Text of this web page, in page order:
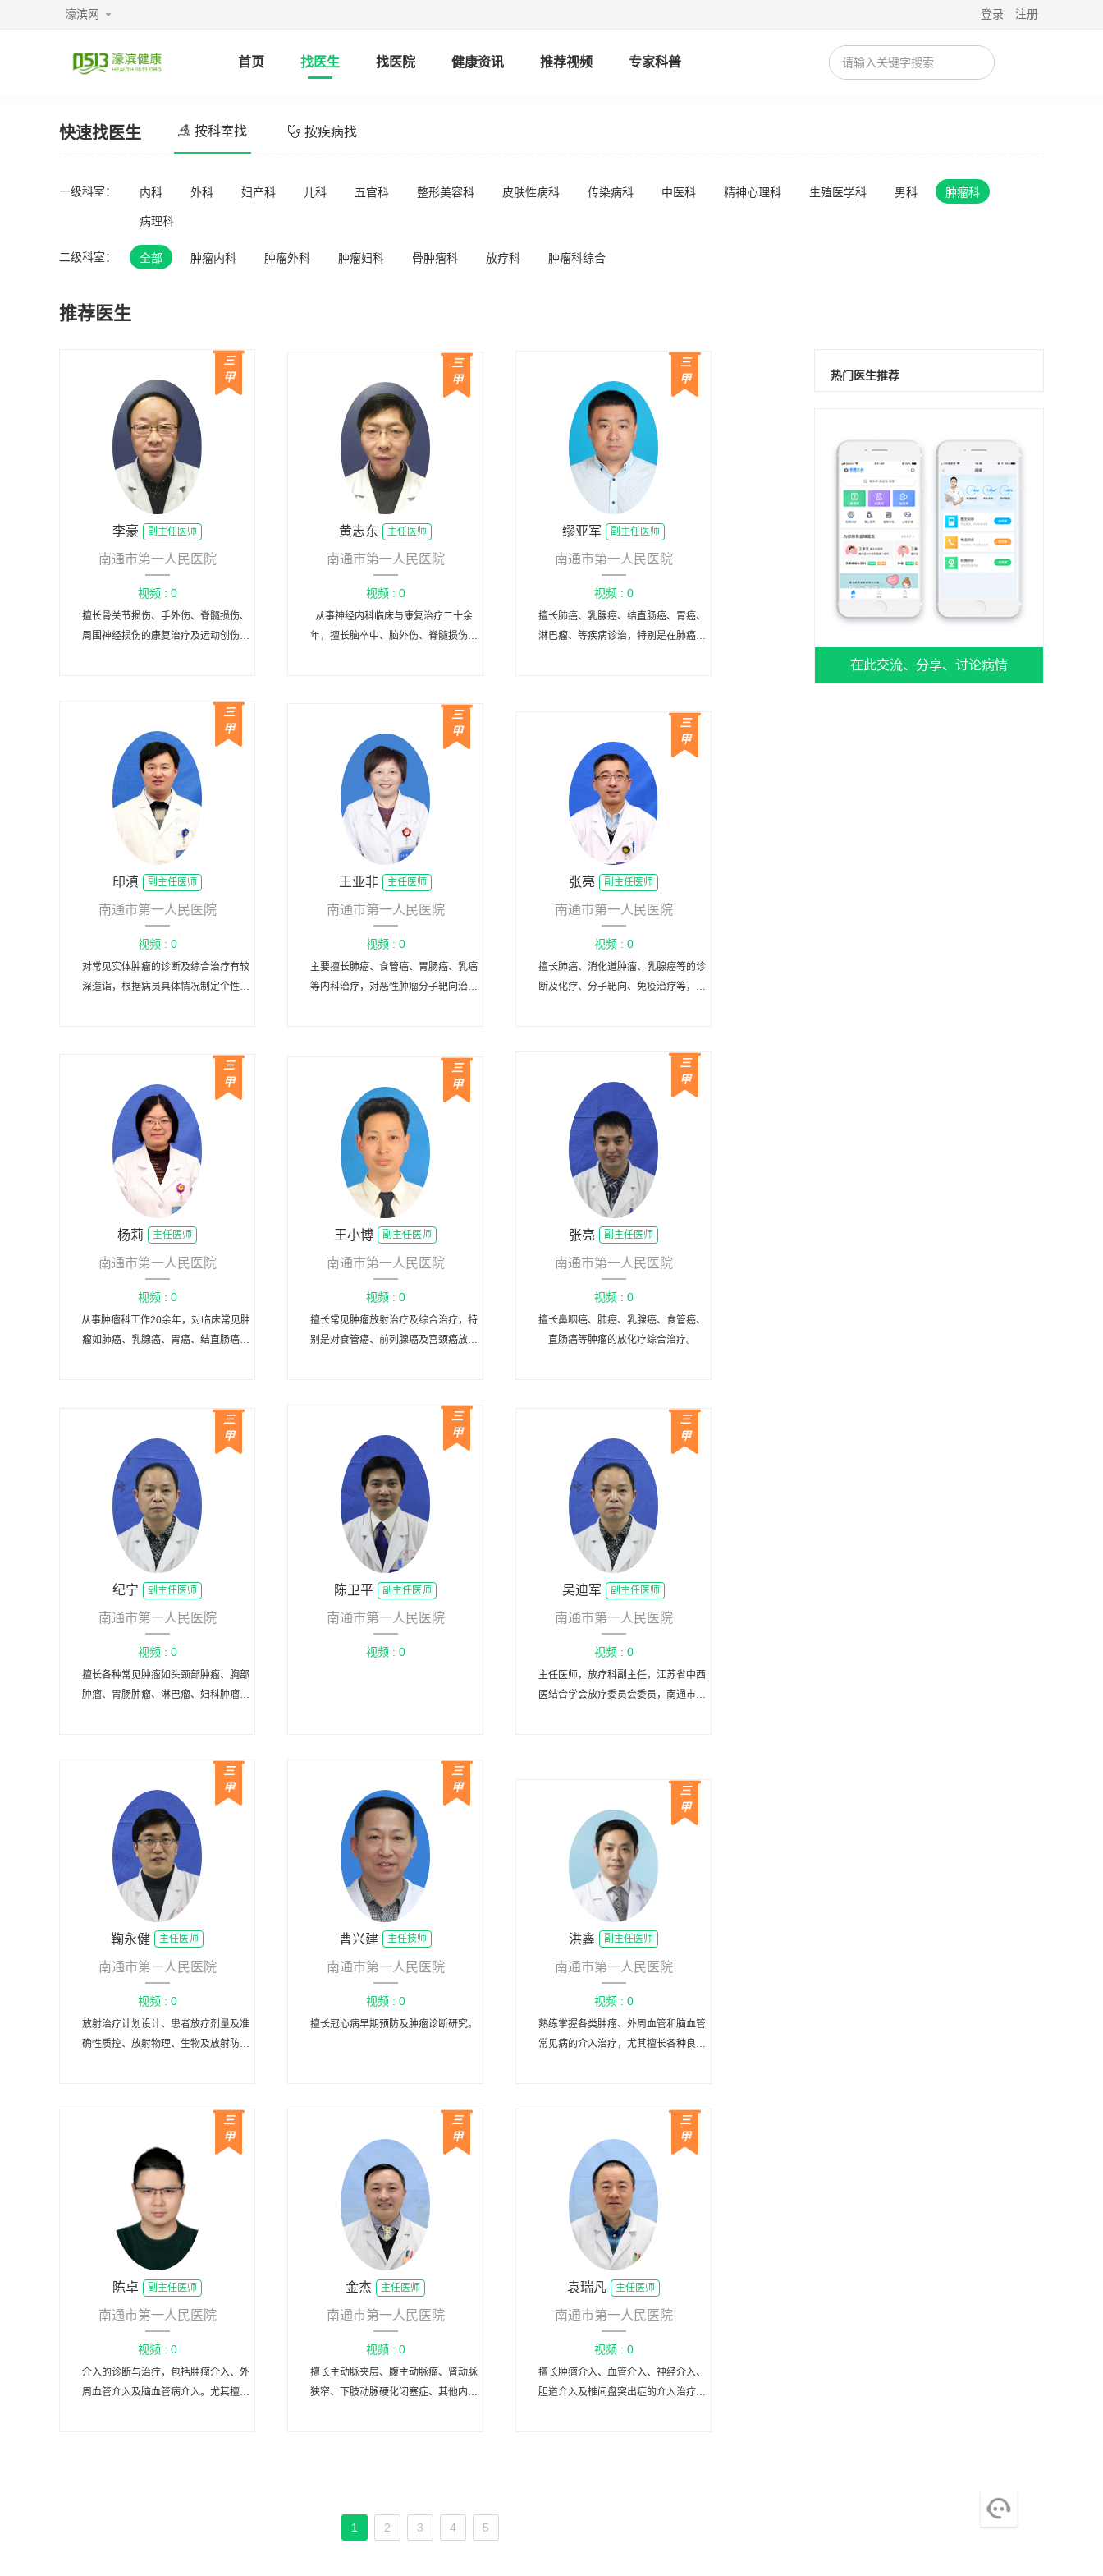
濠滨网 登录 注册
首页 找医生 找医院 健康资讯 推荐视频 专家科普
快速找医生 按科室找 按疾病找
一级科室： 内科 外科 妇产科 儿科 五官科 整形美容科 皮肤性病科 传染病科 中医科 精神心理科 生殖医学科 男科 肿瘤科
病理科
二级科室： 全部 肿瘤内科 肿瘤外科 肿瘤妇科 骨肿瘤科 放疗科 肿瘤科综合
推荐医生
李豪 副主任医师
南通市第一人民医院
视频 : 0
擅长骨关节损伤、手外伤、脊髓损伤、
周围神经损伤的康复治疗及运动创伤的
三
甲
黄志东 主任医师
南通市第一人民医院
视频 : 0
从事神经内科临床与康复治疗二十余
年，擅长脑卒中、脑外伤、脊髓损伤及
三
甲
缪亚军 副主任医师
南通市第一人民医院
视频 : 0
擅长肺癌、乳腺癌、结直肠癌、胃癌、
淋巴瘤、等疾病诊治，特别是在肺癌、
能熟练进行输液港手术。
三
甲
印滇 副主任医师
南通市第一人民医院
视频 : 0
对常见实体肿瘤的诊断及综合治疗有较
深造诣，根据病员具体情况制定个性化
三
甲
王亚非 主任医师
南通市第一人民医院
视频 : 0
主要擅长肺癌、食管癌、胃肠癌、乳癌
等内科治疗，对恶性肿瘤分子靶向治疗
三
甲
张亮 副主任医师
南通市第一人民医院
视频 : 0
擅长肺癌、消化道肿瘤、乳腺癌等的诊
断及化疗、分子靶向、免疫治疗等，主
三
甲
杨莉 主任医师
南通市第一人民医院
视频 : 0
从事肿瘤科工作20余年，对临床常见肿
瘤如肺癌、乳腺癌、胃癌、结直肠癌等
三
甲
王小博 副主任医师
南通市第一人民医院
视频 : 0
擅长常见肿瘤放射治疗及综合治疗，特
别是对食管癌、前列腺癌及宫颈癌放疗
三
甲
张亮 副主任医师
南通市第一人民医院
视频 : 0
擅长鼻咽癌、肺癌、乳腺癌、食管癌、
直肠癌等肿瘤的放化疗综合治疗。
三
甲
纪宁 副主任医师
南通市第一人民医院
视频 : 0
擅长各种常见肿瘤如头颈部肿瘤、胸部
肿瘤、胃肠肿瘤、淋巴瘤、妇科肿瘤、
三
甲
陈卫平 副主任医师
南通市第一人民医院
视频 : 0
三
甲
吴迪军 副主任医师
南通市第一人民医院
视频 : 0
主任医师，放疗科副主任，江苏省中西
医结合学会放疗委员会委员，南通市抗
三
甲
鞠永健 主任医师
南通市第一人民医院
视频 : 0
放射治疗计划设计、患者放疗剂量及准
确性质控、放射物理、生物及放射防护
三
甲
曹兴建 主任技师
南通市第一人民医院
视频 : 0
擅长冠心病早期预防及肿瘤诊断研究。
三
甲
洪鑫 副主任医师
南通市第一人民医院
视频 : 0
熟练掌握各类肿瘤、外周血管和脑血管
常见病的介入治疗，尤其擅长各种良恶
入治疗；主动脉夹层、胸腹主动脉瘤、
下肢动脉粥样硬化闭塞症、动脉栓塞、
糖尿病足、静脉曲张、血栓，肺动脉栓
塞等血管疾病的介入治疗；妇产科疾病
如子宫肌瘤、子宫肌腺症和输卵管疾病
的介入治疗。
三
甲
陈卓 副主任医师
南通市第一人民医院
视频 : 0
介入的诊断与治疗，包括肿瘤介入、外
周血管介入及脑血管病介入。尤其擅长
三
甲
金杰 主任医师
南通市第一人民医院
视频 : 0
擅长主动脉夹层、腹主动脉瘤、肾动脉
狭窄、下肢动脉硬化闭塞症、其他内脏
三
甲
袁瑞凡 主任医师
南通市第一人民医院
视频 : 0
擅长肿瘤介入、血管介入、神经介入、
胆道介入及椎间盘突出症的介入治疗。
三
甲
1 2 3 4 5
热门医生推荐
在此交流、分享、讨论病情